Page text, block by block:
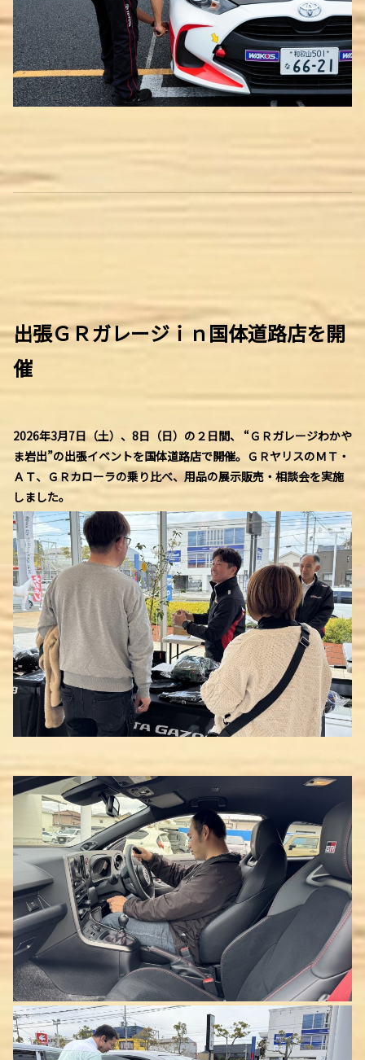
出張ＧＲガレージｉｎ国体道路店を開
催
2026年3月7日（土）、8日（日）の２日間、 “ＧＲガレージわかや
ま岩出”の出張イベントを国体道路店で開催。ＧＲヤリスのＭＴ・
ＡＴ、ＧＲカローラの乗り比べ、用品の展示販売・相談会を実施
しました。